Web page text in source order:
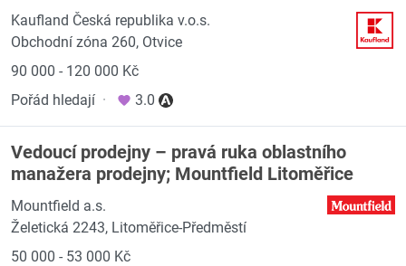
Kaufland Česká republika v.o.s.
Obchodní zóna 260, Otvice
90 000 - 120 000 Kč
Pořád hledají · 3.0
Vedoucí prodejny – pravá ruka oblastního
manažera prodejny; Mountfield Litoměřice
Mountfield a.s.
Želetická 2243, Litoměřice-Předměstí
50 000 - 53 000 Kč